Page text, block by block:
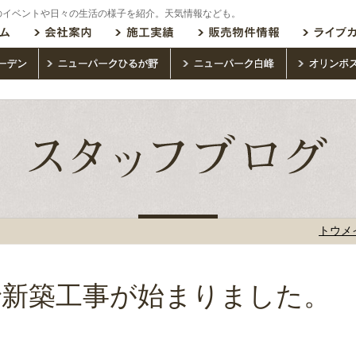
ベントや日々の生活の様子を紹介。天気情報なども。
トウ
築工事が始まりました。